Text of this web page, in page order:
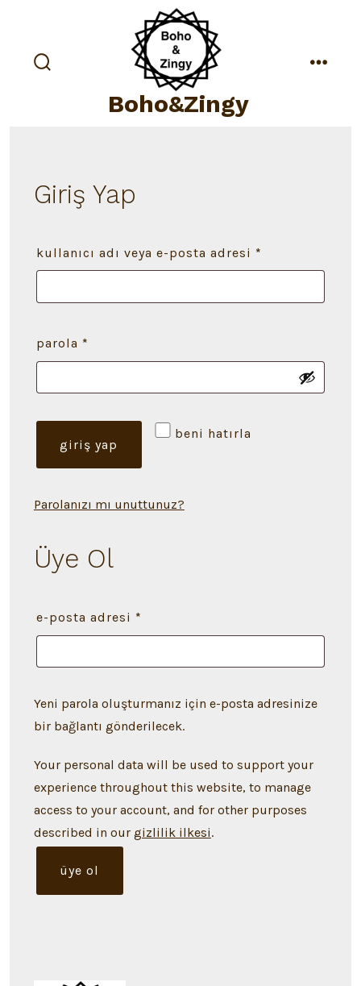
göster/gizleBoho&Zingy
Giriş Yap
kullanıcı adı veya e-posta adresi *
parola *
beni hatırla
giriş yap
Parolanızı mı unuttunuz?
Üye Ol
e-posta adresi *
Yeni parola oluşturmanız için e-posta adresinize
bir bağlantı gönderilecek.
Your personal data will be used to support your
experience throughout this website, to manage
access to your account, and for other purposes
described in our gizlilik ilkesi.
üye ol